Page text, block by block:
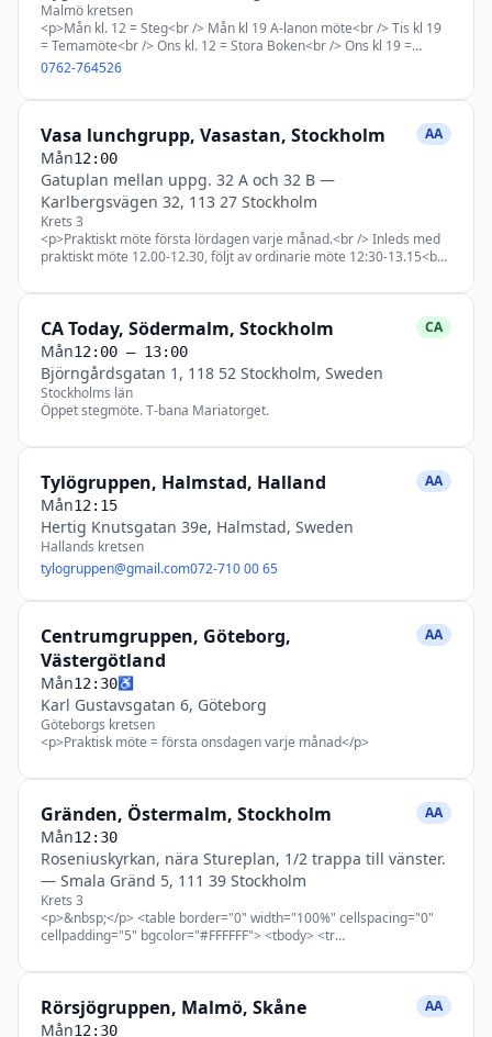
Malmö kretsen
<p>Mån kl. 12 = Steg<br /> Mån kl 19 A-lanon möte<br /> Tis kl 19
= Temamöte<br /> Ons kl. 12 = Stora Boken<br /> Ons kl 19 =
Kvinnomöte<br /> Tors kl. 19 = Meditationsmöte<br /> Fre kl 12 =
Steg</p> <p>Sista fredagen i månaden kl. 19.00, speakermöte
0762-764526
Vasa lunchgrupp, Vasastan, Stockholm AA
Mån12:00
Gatuplan mellan uppg. 32 A och 32 B —
Karlbergsvägen 32, 113 27 Stockholm
Krets 3
<p>Praktiskt möte första lördagen varje månad.<br /> Inleds med
praktiskt möte 12.00-12.30, följt av ordinarie möte 12:30-13.15<br
CA Today, Södermalm, Stockholm CA
Mån12:00 – 13:00
Björngårdsgatan 1, 118 52 Stockholm, Sweden
Stockholms län
Öppet stegmöte. T-bana Mariatorget.
Tylögruppen, Halmstad, Halland AA
Mån12:15
Hertig Knutsgatan 39e, Halmstad, Sweden
Hallands kretsen
tylogruppen@gmail.com072-710 00 65
Centrumgruppen, Göteborg,
Västergötland
AA
Mån12:30♿
Karl Gustavsgatan 6, Göteborg
Göteborgs kretsen
<p>Praktisk möte = första onsdagen varje månad</p>
Gränden, Östermalm, Stockholm AA
Mån12:30
Roseniuskyrkan, nära Stureplan, 1/2 trappa till vänster.
— Smala Gränd 5, 111 39 Stockholm
Krets 3
<p>&nbsp;</p> <table border="0" width="100%" cellspacing="0"
cellpadding="5" bgcolor="#FFFFFF"> <tbody> <tr
source="MessageBody"></td> <td>Hundar EJ tillåtna i lokalen,
talarmöte 12:30-13:30 en medlem berättar sin historia i ca 20
minuter, därefter delningar.<br /> Även öppet på helgdagar.<br />
Rörsjögruppen, Malmö, Skåne AA
Mån12:30